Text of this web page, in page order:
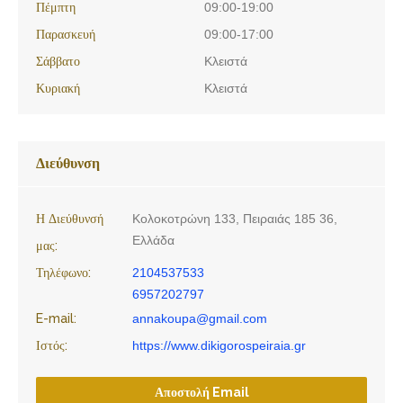
Πέμπτη
09:00-19:00
Παρασκευή
09:00-17:00
Σάββατο
Κλειστά
Κυριακή
Κλειστά
Διεύθυνση
Η Διεύθυνσή
μας:
Κολοκοτρώνη 133, Πειραιάς 185 36,
Ελλάδα
Τηλέφωνο:
2104537533
6957202797
E-mail:
annakoupa@gmail.com
Ιστός:
https://www.dikigorospeiraia.gr
Αποστολή Email